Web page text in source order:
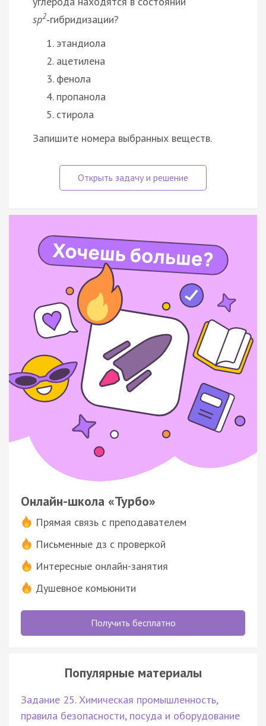
sp2‑гибридизации?
этандиола
ацетилена
фенола
пропанола
стирола
Запишите номера выбранных веществ.
Онлайн-школа «Турбо»
Прямая связь с преподавателем
Письменные дз с проверкой
Интересные онлайн-занятия
Душевное комьюнити
Получить бесплатно
Популярные материалы
Задание 25. Химическая промышленность,
правила безопасности, посуда и оборудование